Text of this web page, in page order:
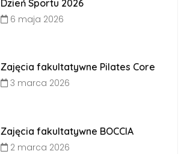
Dzień Sportu 2026
6 maja 2026
Zajęcia fakultatywne Pilates Core
3 marca 2026
Zajęcia fakultatywne BOCCIA
2 marca 2026